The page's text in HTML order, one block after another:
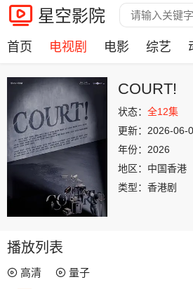
星空影院
首页 电视剧 电影 综艺
COURT!
状态： 全12集
更新： 2026-06-
年份： 2026
地区： 中国香港
类型： 香港剧
播放列表
高清 量子